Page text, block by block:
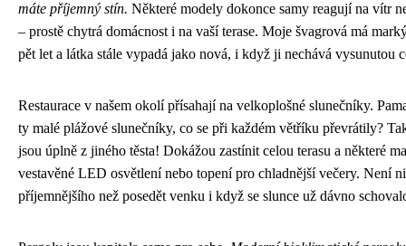
máte příjemný stín. Některé modely dokonce samy reagují na vítr
– prostě chytrá domácnost i na vaší terase. Moje švagrová má
pět let a látka stále vypadá jako nová, i když ji nechává vysunutou
Restaurace v našem okolí přísahají na velkoplošné slunečníky.
ty malé plážové slunečníky, co se při každém větříku převrátily?
jsou úplně z jiného těsta! Dokážou zastínit celou terasu a některé
vestavěné LED osvětlení nebo topení pro chladnější večery. Není
příjemnějšího než posedět venku i když se slunce už dávno